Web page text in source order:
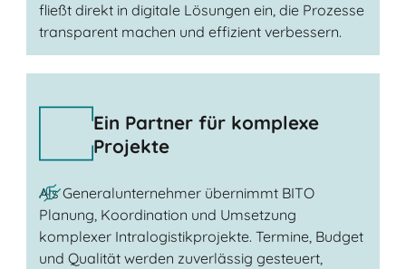
fließt direkt in digitale Lösungen ein, die Prozesse
transparent machen und effizient verbessern.
Ein Partner für komplexe
Projekte
Als Generalunternehmer übernimmt BITO
Planung, Koordination und Umsetzung
komplexer Intralogistikprojekte. Termine, Budget
und Qualität werden zuverlässig gesteuert,